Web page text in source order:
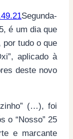
Segunda-
é um dia que
tudo o que
aplicado à
deste novo
(…), foi
o “Nosso” 25
e marcante